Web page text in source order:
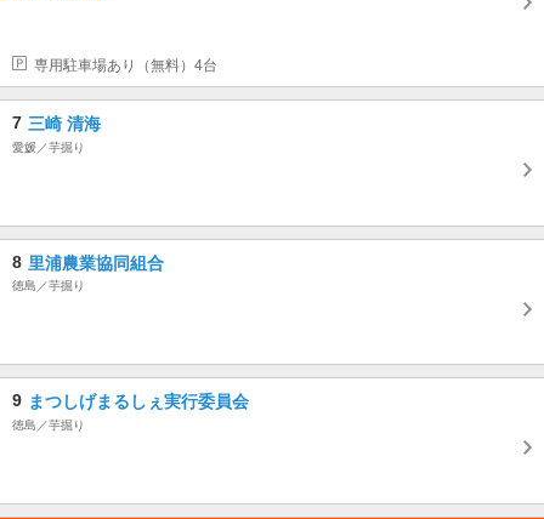
専用駐車場あり（無料）4台
7 三崎 清海
愛媛／芋掘り
8 里浦農業協同組合
徳島／芋掘り
9 まつしげまるしぇ実行委員会
徳島／芋掘り